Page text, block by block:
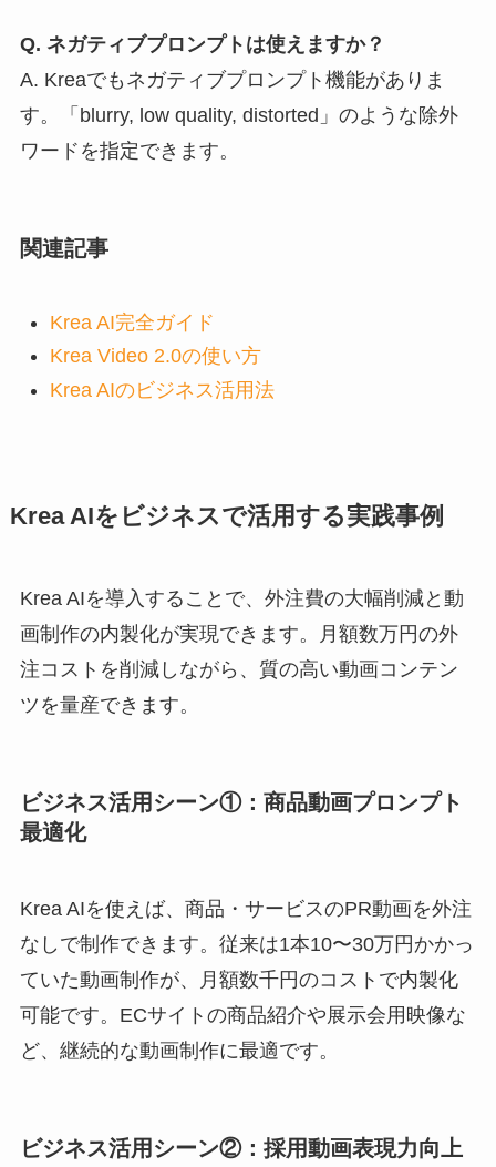
Q. ネガティブプロンプトは使えますか？
A. Kreaでもネガティブプロンプト機能がありま
す。「blurry, low quality, distorted」のような除外
ワードを指定できます。
関連記事
Krea AI完全ガイド
Krea Video 2.0の使い方
Krea AIのビジネス活用法
Krea AIをビジネスで活用する実践事例
Krea AIを導入することで、外注費の大幅削減と動
画制作の内製化が実現できます。月額数万円の外
注コストを削減しながら、質の高い動画コンテン
ツを量産できます。
ビジネス活用シーン①：商品動画プロンプト
最適化
Krea AIを使えば、商品・サービスのPR動画を外注
なしで制作できます。従来は1本10〜30万円かかっ
ていた動画制作が、月額数千円のコストで内製化
可能です。ECサイトの商品紹介や展示会用映像な
ど、継続的な動画制作に最適です。
ビジネス活用シーン②：採用動画表現力向上